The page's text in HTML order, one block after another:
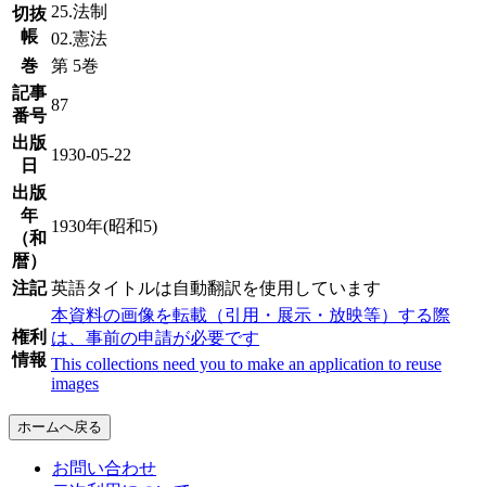
切抜
帳
25.法制
02.憲法
巻
第 5巻
記事
番号
87
出版
日
1930-05-22
出版
年
（和
暦）
1930年(昭和5)
注記 英語タイトルは自動翻訳を使用しています
権利
情報
本資料の画像を転載（引用・展示・放映等）する際
は、事前の申請が必要です
This collections need you to make an application to reuse
images
ホームへ戻る
お問い合わせ